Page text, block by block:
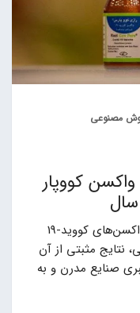
مصنوعی
واکسن کووپار
واکسن کووپارس از جمله جدیدترین واکسن‌های کووید-19
نتایج مثبتی از آن
صنایع مدرن و به